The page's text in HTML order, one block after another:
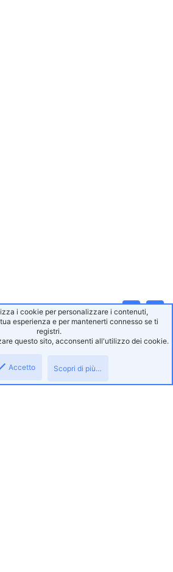
Alto
i cookie per personalizzare i contenuti,
esperienza e per mantenerti connesso se ti
registri.
questo sito, acconsenti all'utilizzo dei cookie.
Accetto Scopri di più…